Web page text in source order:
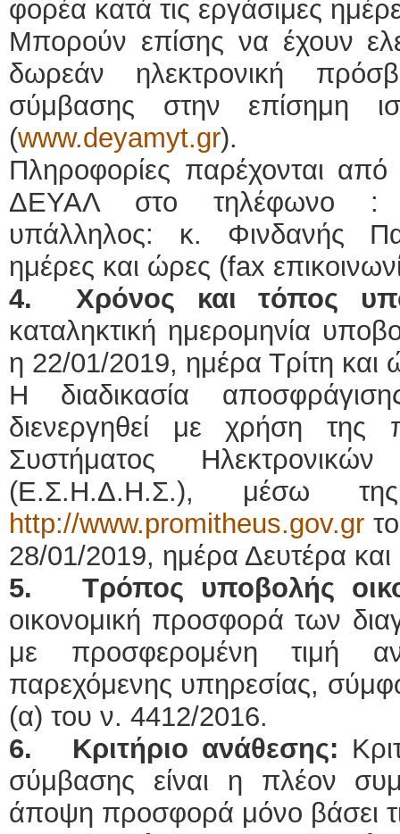
φορέα κατά τις εργάσιμες
Μπορούν επίσης να έχουν
δωρεάν ηλεκτρονική
σύμβασης στην επίσημη
(www.deyamyt.gr).
Πληροφορίες παρέχονται
ΔΕΥΑΛ στο τηλέφωνο :
υπάλληλος: κ. Φινδανής
ημέρες και ώρες (fax
4.
Χρόνος και τόπος
καταληκτική ημερομηνία
η 22/01/2019, ημέρα Τρίτη και
Η διαδικασία
διενεργηθεί με χρήση της
Συστήματος
(Ε.Σ.Η.Δ.Η.Σ.), μέσω της
http://www.promitheus.gov.gr
28/01/2019, ημέρα Δευτέρα
5. Τρόπος υποβολής
οικονομική προσφορά των
με προσφερομένη τιμή
παρεχόμενης υπηρεσίας,
(α) του ν. 4412/2016.
6. Κριτήριο ανάθεσης:
σύμβασης είναι η πλέον
άποψη προσφορά μόνο βάσει